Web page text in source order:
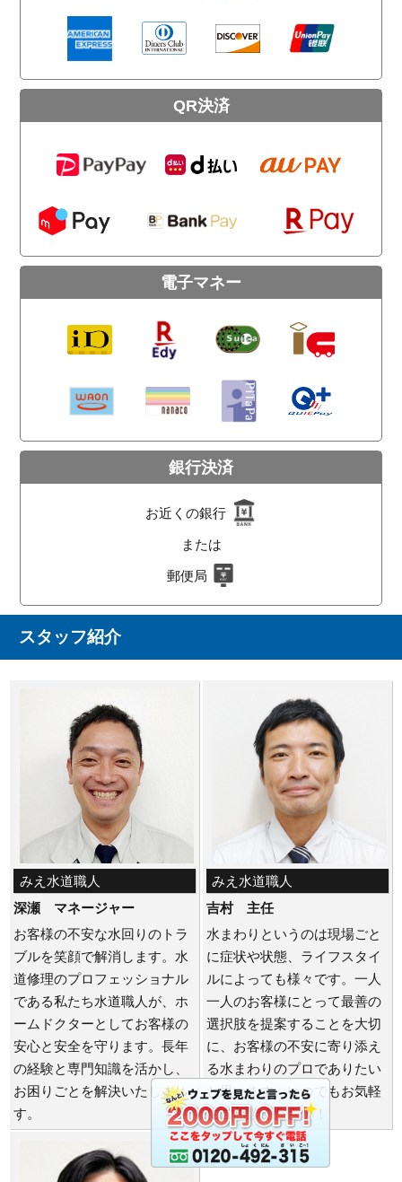
QR決済
電子マネー
銀行決済
お近くの銀行
または
郵便局
スタッフ紹介
みえ水道職人
深瀬 マネージャー
お客様の不安な水回りのトラ
ブルを笑顔で解消します。水
道修理のプロフェッショナル
である私たち水道職人が、ホ
ームドクターとしてお客様の
安心と安全を守ります。長年
の経験と専門知識を活かし、
お困りごとを解決いたしま
す。
みえ水道職人
吉村 主任
水まわりというのは現場ごと
に症状や状態、ライフスタイ
ルによっても様々です。一人
一人のお客様にとって最善の
選択肢を提案することを大切
に、お客様の不安に寄り添え
る水まわりのプロでありたい
と思います。いつでもお気軽
にご相談ください！